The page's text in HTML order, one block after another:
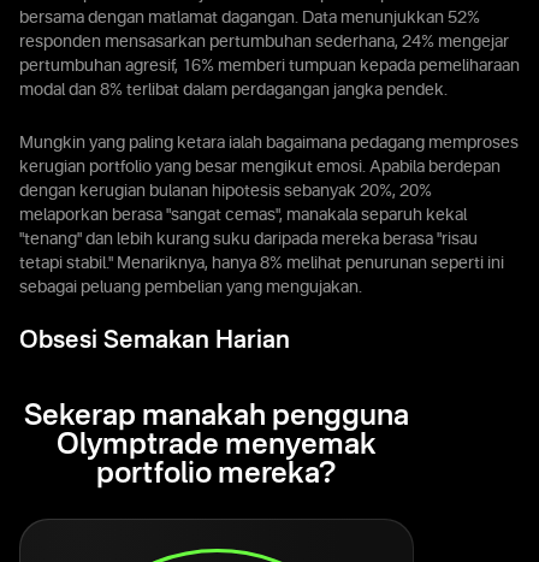
bersama dengan matlamat dagangan. Data menunjukkan 52%
responden mensasarkan pertumbuhan sederhana, 24% mengejar
pertumbuhan agresif, 16% memberi tumpuan kepada pemeliharaan
modal dan 8% terlibat dalam perdagangan jangka pendek.
Mungkin yang paling ketara ialah bagaimana pedagang memproses
kerugian portfolio yang besar mengikut emosi. Apabila berdepan
dengan kerugian bulanan hipotesis sebanyak 20%, 20%
melaporkan berasa "sangat cemas", manakala separuh kekal
"tenang" dan lebih kurang suku daripada mereka berasa "risau
tetapi stabil." Menariknya, hanya 8% melihat penurunan seperti ini
sebagai peluang pembelian yang mengujakan.
Obsesi Semakan Harian
Sekerap manakah pengguna
Olymptrade menyemak
portfolio mereka?